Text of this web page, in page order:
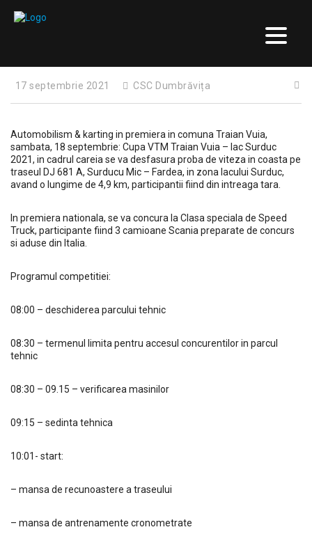
17 septembrie 2021 CSC Dumbrăvița
Automobilism & karting in premiera in comuna Traian Vuia,
sambata, 18 septembrie: Cupa VTM Traian Vuia – lac Surduc
2021, in cadrul careia se va desfasura proba de viteza in coasta pe
traseul DJ 681 A, Surducu Mic – Fardea, in zona lacului Surduc,
avand o lungime de 4,9 km, participantii fiind din intreaga tara.
In premiera nationala, se va concura la Clasa speciala de Speed
Truck, participante fiind 3 camioane Scania preparate de concurs
si aduse din Italia.
Programul competitiei:
08:00 – deschiderea parcului tehnic
08:30 – termenul limita pentru accesul concurentilor in parcul
tehnic
08:30 – 09.15 – verificarea masinilor
09:15 – sedinta tehnica
10:01- start:
– mansa de recunoastere a traseului
– mansa de antrenamente cronometrate